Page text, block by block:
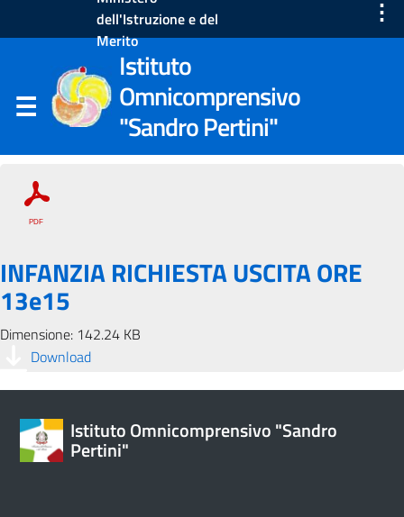
dell'Istruzione e del
Merito
⋮
Istituto
Omnicomprensivo
"Sandro Pertini"
INFANZIA RICHIESTA USCITA ORE
13e15
Dimensione: 142.24 KB
Download
Istituto Omnicomprensivo "Sandro
Pertini"